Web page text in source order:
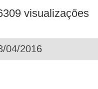
visualizações
04/2016